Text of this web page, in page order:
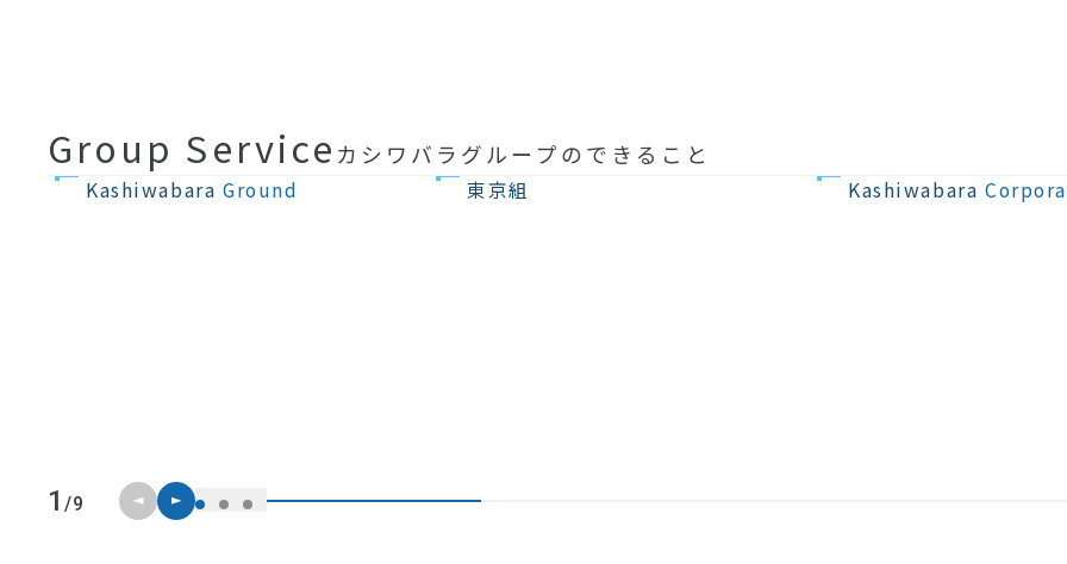
Group Service カシワバラグループのできること
不動産の開発
Kashiwabara Ground
住宅設計・建築
東京組 Kashiwabara
1/9 前のスライド
次のスライド